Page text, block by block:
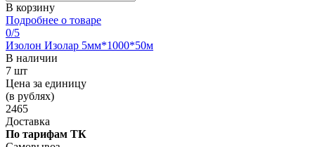
В корзину
Подробнее о товаре
0/5
Изолон Изолар 5мм*1000*50м
В наличии
7 шт
Цена за единицу
(в рублях)
2465
Доставка
По тарифам ТК